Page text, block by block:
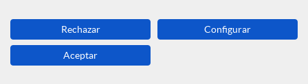
s
S
Con este convenio, ligado a las ayudas
de los Fondos Next Generation EU ya
Rechazar Configurar
Aceptar